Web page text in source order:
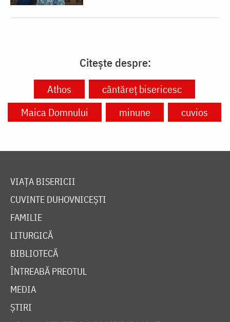
Citește despre:
Athos
cântăreț bisericesc
Maica Domnului
minune cuvios
VIAȚA BISERICII
CUVINTE DUHOVNICEȘTI
FAMILIE
LITURGICĂ
BIBLIOTECĂ
ÎNTREABĂ PREOTUL
MEDIA
ȘTIRI